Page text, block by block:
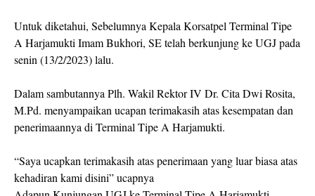
Untuk diketahui, Sebelumnya Kepala Korsatpel Terminal Tipe
A Harjamukti Imam Bukhori, SE telah berkunjung ke UGJ pada
senin (13/2/2023) lalu.
Dalam sambutannya Plh. Wakil Rektor IV Dr. Cita Dwi Rosita,
M.Pd. menyampaikan ucapan terimakasih atas kesempatan dan
penerimaannya di Terminal Tipe A Harjamukti.
“Saya ucapkan terimakasih atas penerimaan yang luar biasa atas
kehadiran kami disini” ucapnya